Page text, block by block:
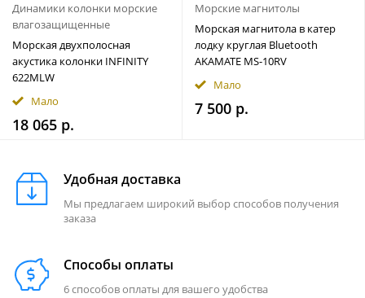
Динамики колонки морские
влагозащищенные
Морская двухполосная
акустика колонки INFINITY
622MLW
Мало
18 065 р.
Морские магнитолы
Морская магнитола в катер
лодку круглая Bluetooth
AKAMATE MS-10RV
Мало
7 500 р.
Удобная доставка
Мы предлагаем широкий выбор способов получения
заказа
Способы оплаты
6 способов оплаты для вашего удобства